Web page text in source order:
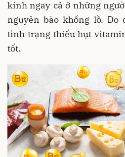
kinh ngay cả ở những
nguyên bào khổng lồ.
tình trạng thiếu hụt
tốt.